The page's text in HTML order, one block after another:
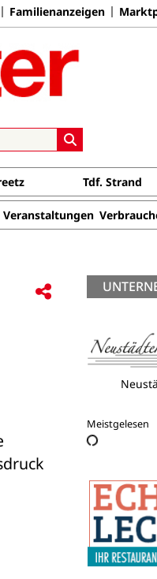
Familienanzeigen
Tdf. Strand
Veranstaltungen
Meistgelesen